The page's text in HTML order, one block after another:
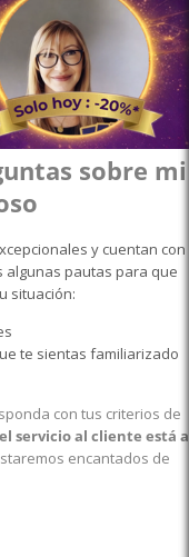
sobre mi
y cuentan con
algunas pautas para que
situación:
te sientas familiarizado
con tus criterios de
servicio al cliente está a
encantados de